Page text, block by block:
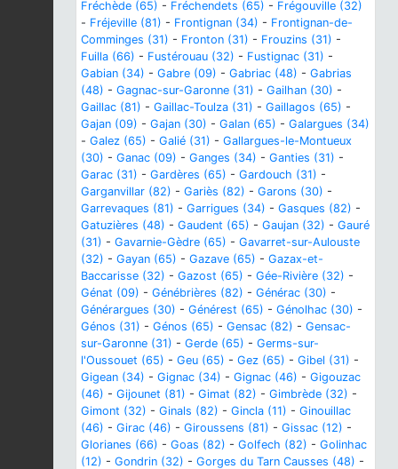
Fréchède (65) - Fréchendets (65) - Frégouville (32)
- Fréjeville (81) - Frontignan (34) - Frontignan-de-
Comminges (31) - Fronton (31) - Frouzins (31) -
Fuilla (66) - Fustérouau (32) - Fustignac (31) -
Gabian (34) - Gabre (09) - Gabriac (48) - Gabrias
(48) - Gagnac-sur-Garonne (31) - Gailhan (30) -
Gaillac (81) - Gaillac-Toulza (31) - Gaillagos (65) -
Gajan (09) - Gajan (30) - Galan (65) - Galargues (34)
- Galez (65) - Galié (31) - Gallargues-le-Montueux
(30) - Ganac (09) - Ganges (34) - Ganties (31) -
Garac (31) - Gardères (65) - Gardouch (31) -
Garganvillar (82) - Gariès (82) - Garons (30) -
Garrevaques (81) - Garrigues (34) - Gasques (82) -
Gatuzières (48) - Gaudent (65) - Gaujan (32) - Gauré
(31) - Gavarnie-Gèdre (65) - Gavarret-sur-Aulouste
(32) - Gayan (65) - Gazave (65) - Gazax-et-
Baccarisse (32) - Gazost (65) - Gée-Rivière (32) -
Génat (09) - Génébrières (82) - Générac (30) -
Générargues (30) - Générest (65) - Génolhac (30) -
Génos (31) - Génos (65) - Gensac (82) - Gensac-
sur-Garonne (31) - Gerde (65) - Germs-sur-
l'Oussouet (65) - Geu (65) - Gez (65) - Gibel (31) -
Gigean (34) - Gignac (34) - Gignac (46) - Gigouzac
(46) - Gijounet (81) - Gimat (82) - Gimbrède (32) -
Gimont (32) - Ginals (82) - Gincla (11) - Ginouillac
(46) - Girac (46) - Giroussens (81) - Gissac (12) -
Glorianes (66) - Goas (82) - Golfech (82) - Golinhac
(12) - Gondrin (32) - Gorges du Tarn Causses (48) -